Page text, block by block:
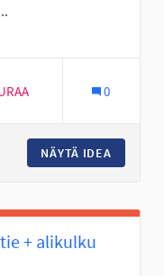
Seinäjoki
0
NÄYTÄ IDEA
+ alikulku